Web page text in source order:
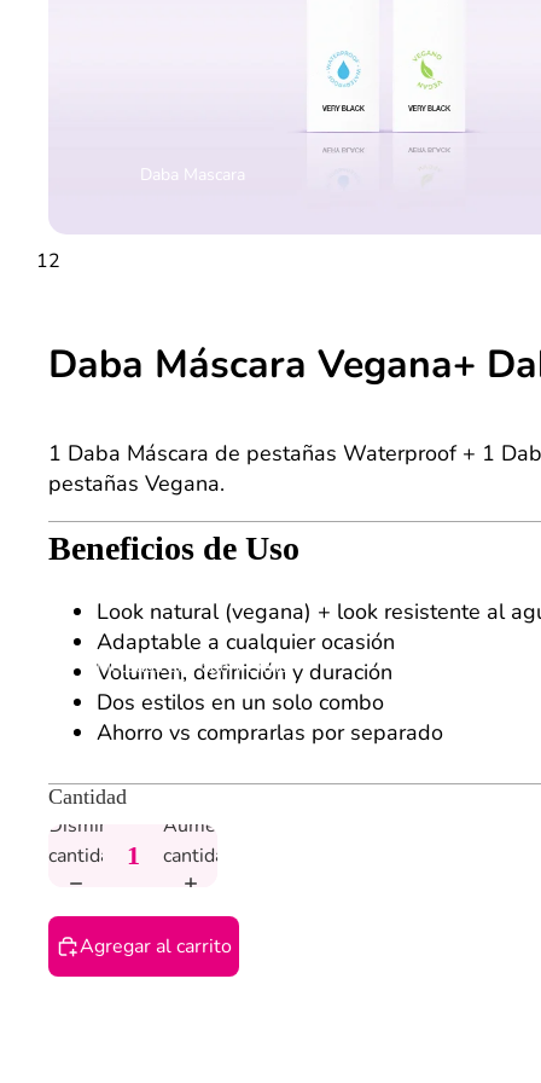
Daba Mascara
Métodos de Pago y Envío
12
Daba Máscara Vegana+
1 Daba Máscara de pestañas Waterproof + 1
pestañas Vegana.
Beneficios de Uso
Look natural (vegana) + look resistente al
Adaptable a cualquier ocasión
Volumen, definición y duración
Dos estilos en un solo combo
Ahorro vs comprarlas por separado
Cantidad
Disminuir
cantidad
Aumentar
cantidad
Agregar al carrito